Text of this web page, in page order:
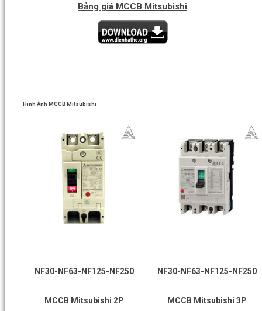
Bảng giá MCCB Mitsubishi
Hình Ảnh MCCB Mitsubishi
NF30-NF63-NF125-NF250 NF30-NF63-NF125-NF250
MCCB Mitsubishi 2P MCCB Mitsubishi 3P